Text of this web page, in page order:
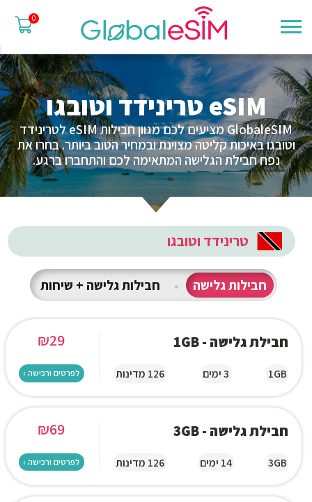
0
eSIM טרינידד וטובגו
GlobaleSIM מציעים לכם מגוון חבילות eSIM לטרינידד
וטובגו באיכות קליטה מצוינת ובמחיר הטוב ביותר. בחרו את
נפח חבילת הגלישה המתאימה לכם והתחברו ברגע.
טרינידד וטובגו
חבילות גלישה • חבילות גלישה + שיחות
חבילת גלישה - 1GB
1GB 3 ימים 126 מדינות
₪29
לפרטים ורכישה ›
חבילת גלישה - 3GB
3GB 14 ימים 126 מדינות
₪69
לפרטים ורכישה ›